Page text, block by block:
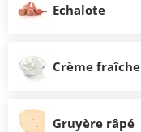
Echalote
Crème fraîche
Gruyère râpé